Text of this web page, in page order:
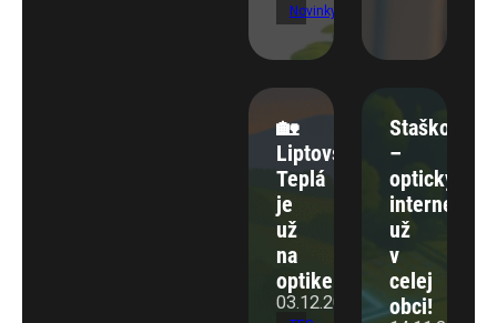
Novinky
🏡
Liptovská
Teplá
je
už
na
optike!
03.12.2025
Staškov
–
optický
internet
už
v
celej
obci!